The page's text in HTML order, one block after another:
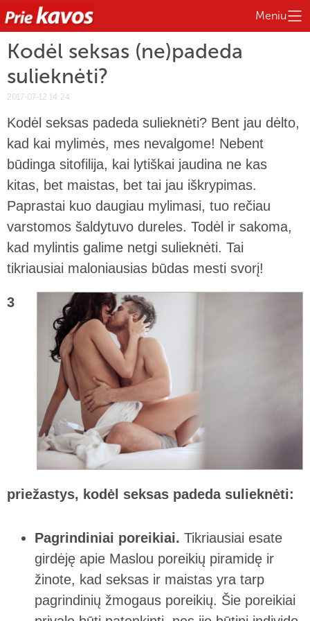
Meniu
Kodėl seksas (ne)padeda
sulieknėti?
2017-07-12 14:24
Kodėl seksas padeda sulieknėti? Bent jau dėlto,
kad kai mylimės, mes nevalgome! Nebent
būdinga sitofilija, kai lytiškai jaudina ne kas
kitas, bet maistas, bet tai jau iškrypimas.
Paprastai kuo daugiau mylimasi, tuo rečiau
varstomos šaldytuvo dureles. Todėl ir sakoma,
kad mylintis galime netgi sulieknėti. Tai
tikriausiai maloniausias būdas mesti svorį!
3
priežastys, kodėl seksas padeda sulieknėti:
Pagrindiniai poreikiai. Tikriausiai esate
girdėję apie Maslou poreikių piramidę ir
žinote, kad seksas ir maistas yra tarp
pagrindinių žmogaus poreikių. Šie poreikiai